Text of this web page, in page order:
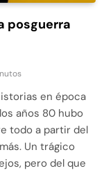
posguerra
en época
años 80 hubo
todo a partir del
Un trágico
pero del que